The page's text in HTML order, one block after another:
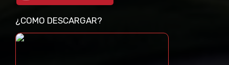
¿COMO DESCARGAR?